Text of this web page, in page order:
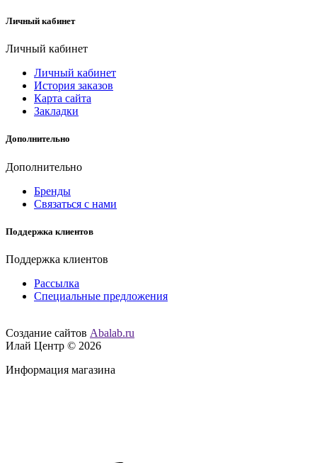
Личный кабинет
Личный кабинет
Личный кабинет
История заказов
Карта сайта
Закладки
Дополнительно
Дополнительно
Бренды
Связаться с нами
Поддержка клиентов
Поддержка клиентов
Рассылка
Специальные предложения
Создание сайтов Abalab.ru
Илай Центр © 2026
Информация магазина